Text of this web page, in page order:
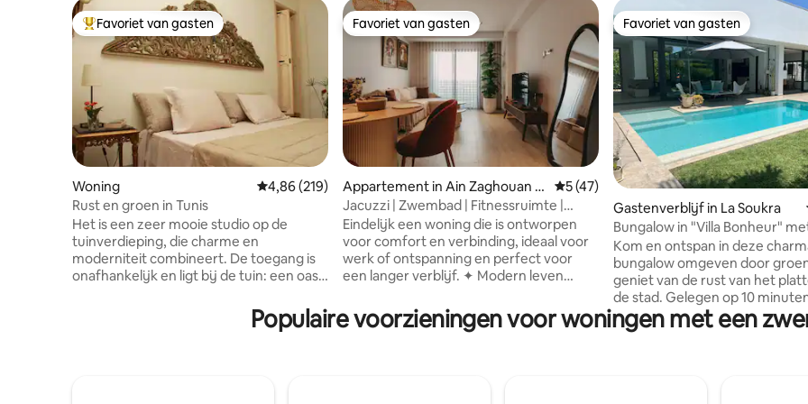
Topfavoriet van gasten
Favoriet van gasten
Woning Gemiddelde beoordeling van 4,86 uit 5, 219 recensies
4,86 (219)
Rust en groen in Tunis
Het is een zeer mooie studio op de
tuinverdieping, die charme en
moderniteit combineert. De toegang is
onafhankelijk en ligt bij de tuin: een oase
meter van winkels en restaurants, in het
Favoriet van gasten
Favoriet van gasten
Appartement in Ain Zaghouan N
ord
Gemiddelde beoordeling van 5 uit 5, 47
5 (47)
Jacuzzi | Zwembad | Fitnessruimte |
Snelle wifi | Smart Home
Eindelijk een woning die is ontworpen
voor comfort en verbinding, ideaal voor
werk of ontspanning en perfect voor
een langer verblijf. ✦ Modern leven
wekelijkse schoonmaak en centrale
airconditioning en verwarming. ✦
Favoriet van gasten
Favoriet van gasten
Gastenverblijf in La Soukra
Bungalow in "Villa Bonheur"
zwembad
Kom en ontspan in deze
bungalow omgeven door
geniet van de rust van het
de stad. Gelegen op 10
luchthaven, op 10 minuten van
Marsa, Sidi Bou Said en
minuten van het
Populaire voorzieningen voor woningen met een